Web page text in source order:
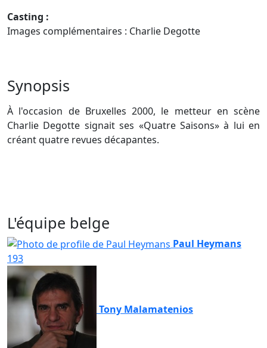
Casting :
Images complémentaires : Charlie Degotte
Synopsis
À l'occasion de Bruxelles 2000, le metteur en scène
Charlie Degotte signait ses «Quatre Saisons» à lui en
créant quatre revues décapantes.
L'équipe belge
Paul Heymans
193
Tony Malamatenios